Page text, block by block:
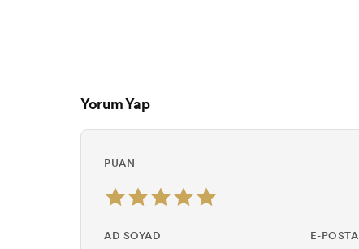
Yorum Yap
PUAN
AD SOYAD E-POSTA